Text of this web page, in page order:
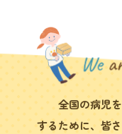
全国の病児
するために、皆